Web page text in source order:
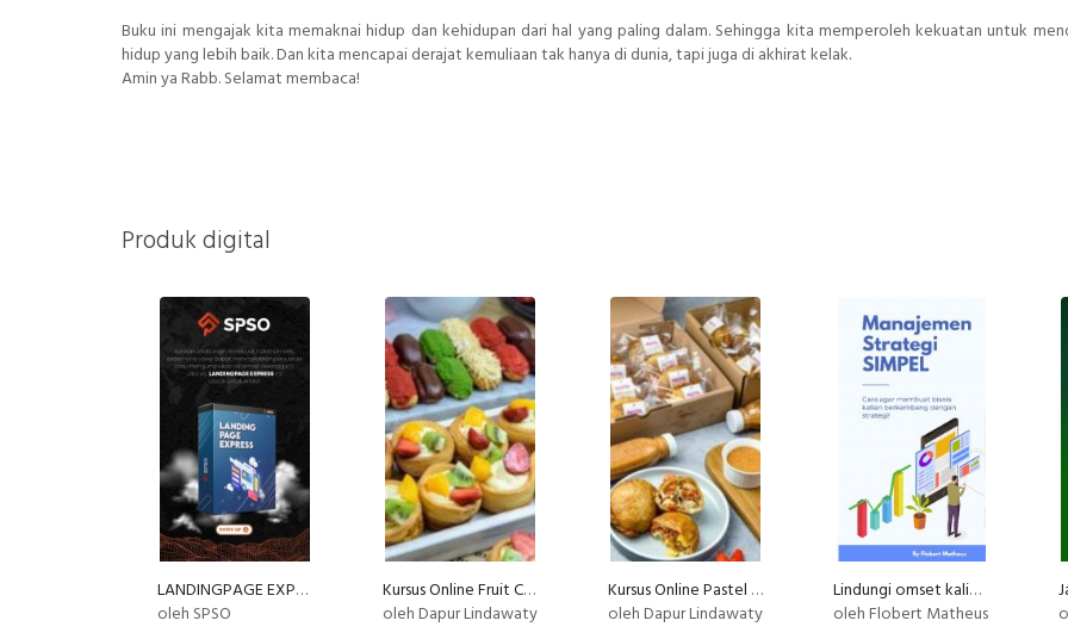
Buku ini mengajak kita memaknai hidup dan kehidupan dari hal yang paling dalam. Sehingga kita memperoleh kekuatan untuk
hidup yang lebih baik. Dan kita mencapai derajat kemuliaan tak hanya di dunia, tapi juga di akhirat kelak.
Amin ya Rabb. Selamat membaca!
Produk digital
LANDINGPAGE EXPRESS
oleh SPSO
Kursus Online Fruit Cream Puff Dan Eclair Dapur Lindawaty PU
oleh Dapur Lindawaty
Kursus Online Pastel Sultan Dapur Lindawaty PU
oleh Dapur Lindawaty
Lindungi omset kalian dari kompetitor
oleh Flobert Matheus